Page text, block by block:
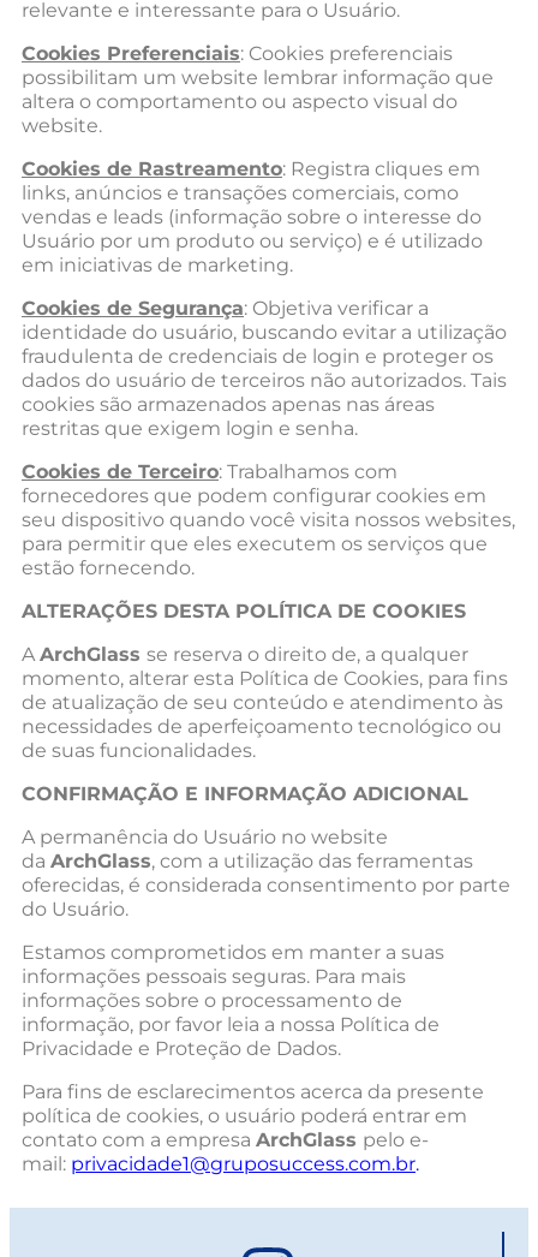
relevante e interessante para o Usuário.
Cookies Preferenciais: Cookies preferenciais
possibilitam um website lembrar informação que
altera o comportamento ou aspecto visual do
website.
Cookies de Rastreamento: Registra cliques em
links, anúncios e transações comerciais, como
vendas e leads (informação sobre o interesse do
Usuário por um produto ou serviço) e é utilizado
em iniciativas de marketing.
Cookies de Segurança: Objetiva verificar a
identidade do usuário, buscando evitar a utilização
fraudulenta de credenciais de login e proteger os
dados do usuário de terceiros não autorizados. Tais
cookies são armazenados apenas nas áreas
restritas que exigem login e senha.
Cookies de Terceiro: Trabalhamos com
fornecedores que podem configurar cookies em
seu dispositivo quando você visita nossos websites,
para permitir que eles executem os serviços que
estão fornecendo.
ALTERAÇÕES DESTA POLÍTICA DE COOKIES
A ArchGlass se reserva o direito de, a qualquer
momento, alterar esta Política de Cookies, para fins
de atualização de seu conteúdo e atendimento às
necessidades de aperfeiçoamento tecnológico ou
de suas funcionalidades.
CONFIRMAÇÃO E INFORMAÇÃO ADICIONAL
A permanência do Usuário no website
da ArchGlass, com a utilização das ferramentas
oferecidas, é considerada consentimento por parte
do Usuário.
Estamos comprometidos em manter a suas
informações pessoais seguras. Para mais
informações sobre o processamento de
informação, por favor leia a nossa Política de
Privacidade e Proteção de Dados.
Para fins de esclarecimentos acerca da presente
política de cookies, o usuário poderá entrar em
contato com a empresa ArchGlass pelo e-
mail: privacidade1@gruposuccess.com.br.